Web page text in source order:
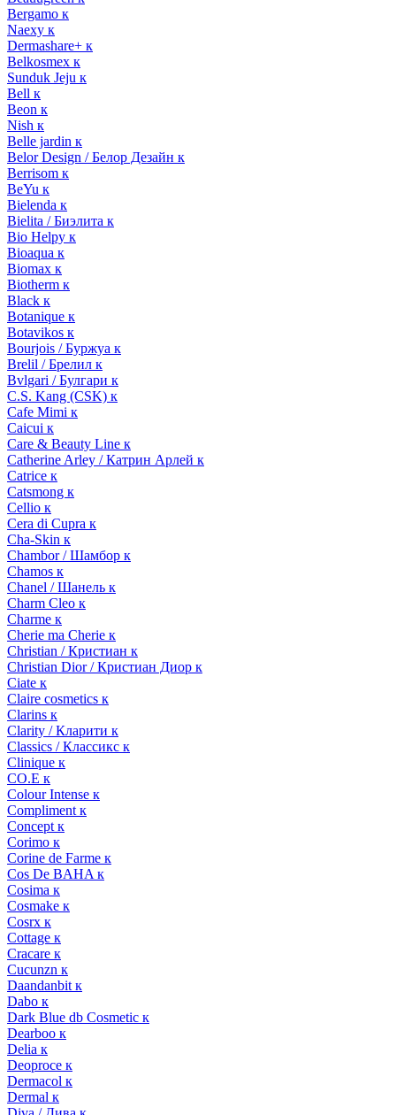
Bergamo к
Naexy к
Dermashare+ к
Belkosmex к
Sunduk Jeju к
Bell к
Beon к
Nish к
Belle jardin к
Belor Design / Белор Дезайн к
Berrisom к
BeYu к
Bielenda к
Bielita / Биэлита к
Bio Helpy к
Bioaqua к
Biomax к
Biotherm к
Black к
Botanique к
Botavikos к
Bourjois / Буржуа к
Brelil / Брелил к
Bvlgari / Булгари к
C.S. Kang (CSK) к
Cafe Mimi к
Caicui к
Care & Beauty Line к
Catherine Arley / Катрин Арлей к
Catrice к
Catsmong к
Cellio к
Cera di Cupra к
Cha-Skin к
Chambor / Шамбор к
Chamos к
Chanel / Шанель к
Charm Cleo к
Charme к
Cherie ma Cherie к
Christian / Кристиан к
Christian Dior / Кристиан Диор к
Ciate к
Claire cosmetics к
Clarins к
Clarity / Кларити к
Classics / Классикс к
Clinique к
CO.E к
Colour Intense к
Compliment к
Concept к
Corimo к
Corine de Farme к
Cos De BAHA к
Cosima к
Cosmake к
Cosrx к
Cottage к
Cracare к
Cucunzn к
Daandanbit к
Dabo к
Dark Blue db Cosmetic к
Dearboo к
Delia к
Deoproce к
Dermacol к
Dermal к